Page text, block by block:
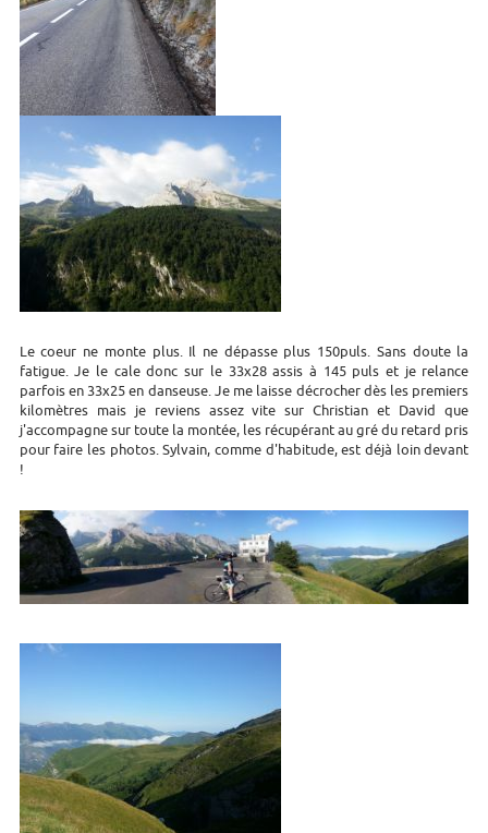
Le coeur ne monte plus. Il ne dépasse plus 150puls. Sans doute la
fatigue. Je le cale donc sur le 33x28 assis à 145 puls et je relance
parfois en 33x25 en danseuse. Je me laisse décrocher dès les premiers
kilomètres mais je reviens assez vite sur Christian et David que
j'accompagne sur toute la montée, les récupérant au gré du retard pris
pour faire les photos. Sylvain, comme d'habitude, est déjà loin devant
!